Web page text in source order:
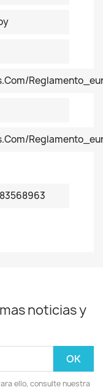
noticias y
ello, consulte nuestra